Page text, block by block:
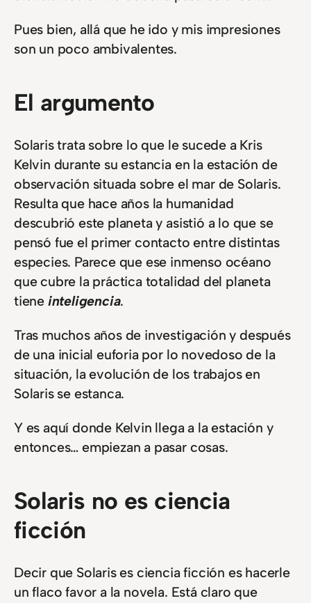
Pues bien, allá que he ido y mis impresiones
son un poco ambivalentes.
El argumento
Solaris trata sobre lo que le sucede a Kris
Kelvin durante su estancia en la estación de
observación situada sobre el mar de Solaris.
Resulta que hace años la humanidad
descubrió este planeta y asistió a lo que se
pensó fue el primer contacto entre distintas
especies. Parece que ese inmenso océano
que cubre la práctica totalidad del planeta
tiene inteligencia.
Tras muchos años de investigación y después
de una inicial euforia por lo novedoso de la
situación, la evolución de los trabajos en
Solaris se estanca.
Y es aquí donde Kelvin llega a la estación y
entonces… empiezan a pasar cosas.
Solaris no es ciencia
ficción
Decir que Solaris es ciencia ficción es hacerle
un flaco favor a la novela. Está claro que